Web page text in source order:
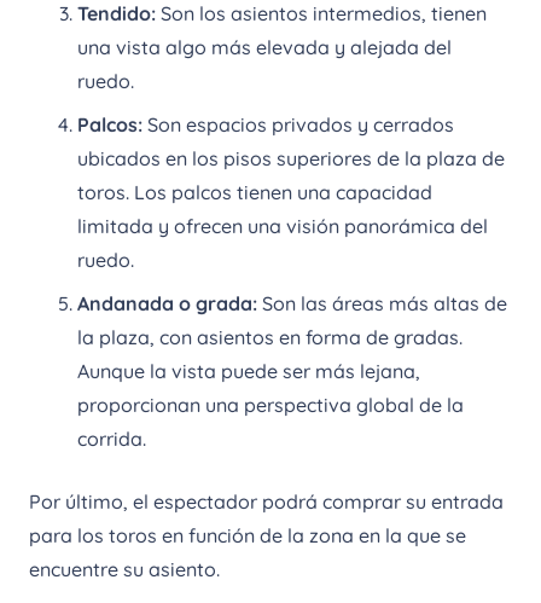
Tendido: Son los asientos intermedios, tienen
una vista algo más elevada y alejada del
ruedo.
Palcos: Son espacios privados y cerrados
ubicados en los pisos superiores de la plaza de
toros. Los palcos tienen una capacidad
limitada y ofrecen una visión panorámica del
ruedo.
Andanada o grada: Son las áreas más altas de
la plaza, con asientos en forma de gradas.
Aunque la vista puede ser más lejana,
proporcionan una perspectiva global de la
corrida.
Por último, el espectador podrá comprar su entrada
para los toros en función de la zona en la que se
encuentre su asiento.